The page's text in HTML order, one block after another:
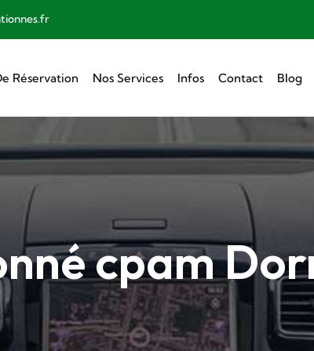
Réservation Nos Services Infos Contact Blog
cpam